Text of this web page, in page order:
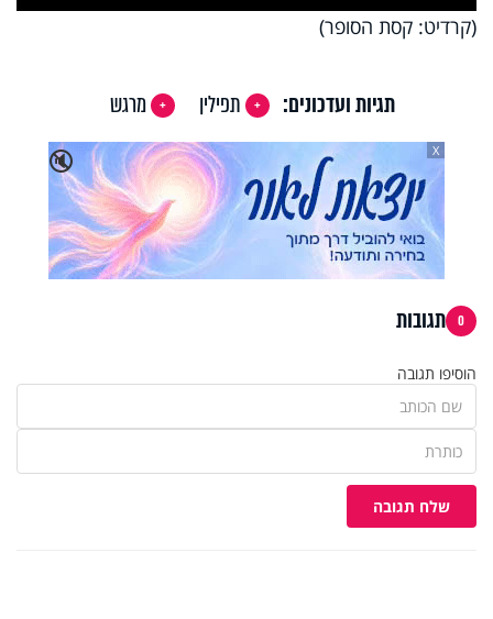
Video
(קרדיט: קסת הסופר)
תגיות ועדכונים: תפילין
מרגש
🔇
X
0 תגובות
הוסיפו תגובה
שלח תגובה